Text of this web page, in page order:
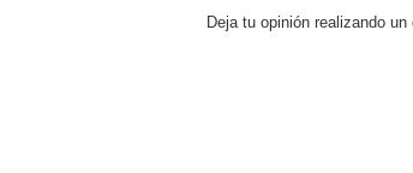
Deja tu opinión realizando